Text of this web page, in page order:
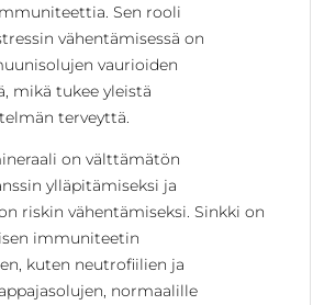
Sen rooli
vähentämisessä on
vaurioiden
mikä tukee yleistä
terveyttä.
on välttämätön
ylläpitämiseksi ja
riskin vähentämiseksi. Sinkki on
immuniteetin
kuten neutrofiilien ja
normaalille